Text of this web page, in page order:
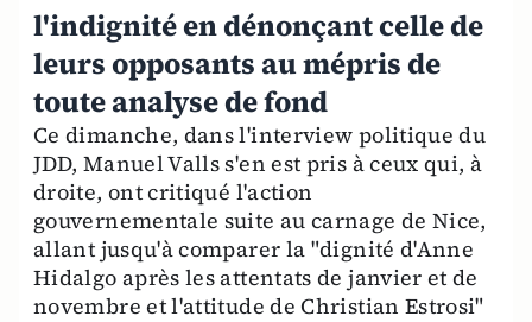
l'indignité en dénonçant celle de
leurs opposants au mépris de
toute analyse de fond
Ce dimanche, dans l'interview politique du
JDD, Manuel Valls s'en est pris à ceux qui, à
droite, ont critiqué l'action
gouvernementale suite au carnage de Nice,
allant jusqu'à comparer la "dignité d'Anne
Hidalgo après les attentats de janvier et de
novembre et l'attitude de Christian Estrosi"